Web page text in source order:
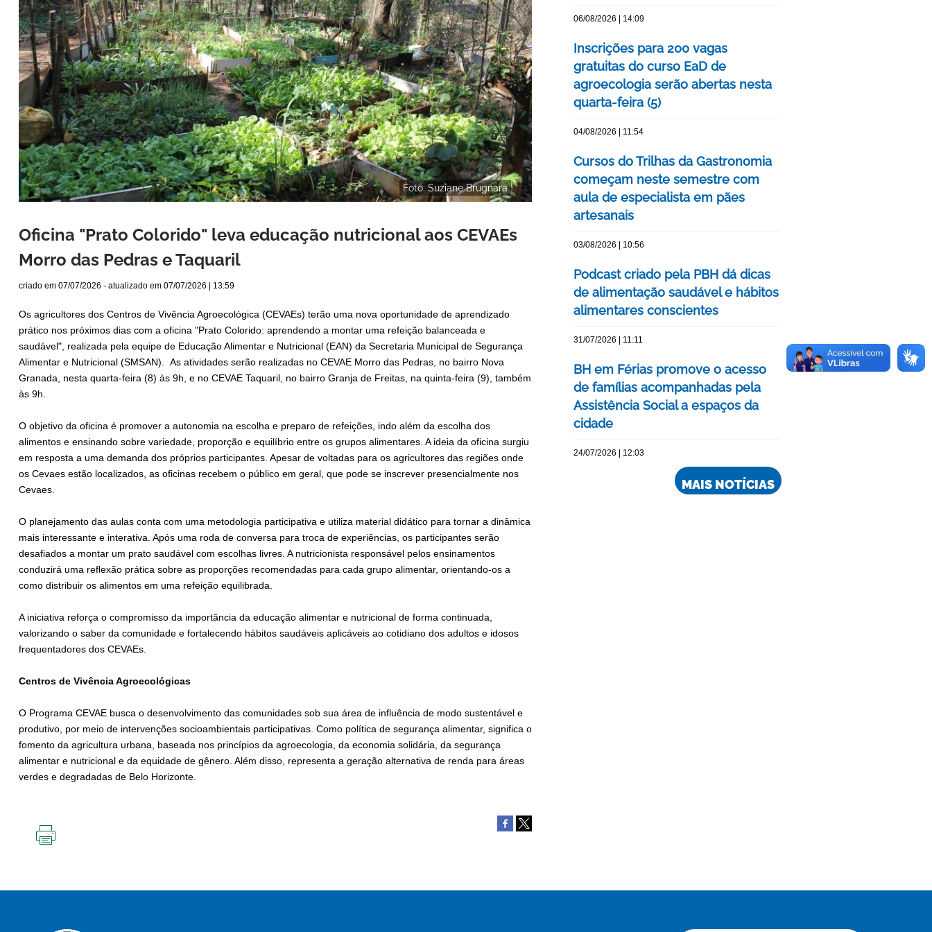
Foto: Suziane Brugnara
Oficina "Prato Colorido" leva educação nutricional aos CEVAEs
Morro das Pedras e Taquaril
criado em 07/07/2026 - atualizado em 07/07/2026 | 13:59
Os agricultores dos Centros de Vivência Agroecológica (CEVAEs) terão uma nova oportunidade de aprendizado
prático nos próximos dias com a oficina "Prato Colorido: aprendendo a montar uma refeição balanceada e
saudável", realizada pela equipe de Educação Alimentar e Nutricional (EAN) da Secretaria Municipal de Segurança
Alimentar e Nutricional (SMSAN). As atividades serão realizadas no CEVAE Morro das Pedras, no bairro Nova
Granada, nesta quarta-feira (8) às 9h, e no CEVAE Taquaril, no bairro Granja de Freitas, na quinta-feira (9), também
às 9h.
O objetivo da oficina é promover a autonomia na escolha e preparo de refeições, indo além da escolha dos
alimentos e ensinando sobre variedade, proporção e equilíbrio entre os grupos alimentares. A ideia da oficina surgiu
em resposta a uma demanda dos próprios participantes. Apesar de voltadas para os agricultores das regiões onde
os Cevaes estão localizados, as oficinas recebem o público em geral, que pode se inscrever presencialmente nos
Cevaes.
O planejamento das aulas conta com uma metodologia participativa e utiliza material didático para tornar a dinâmica
mais interessante e interativa. Após uma roda de conversa para troca de experiências, os participantes serão
desafiados a montar um prato saudável com escolhas livres. A nutricionista responsável pelos ensinamentos
conduzirá uma reflexão prática sobre as proporções recomendadas para cada grupo alimentar, orientando-os a
como distribuir os alimentos em uma refeição equilibrada.
A iniciativa reforça o compromisso da importância da educação alimentar e nutricional de forma continuada,
valorizando o saber da comunidade e fortalecendo hábitos saudáveis aplicáveis ao cotidiano dos adultos e idosos
frequentadores dos CEVAEs.
Centros de Vivência Agroecológicas
O Programa CEVAE busca o desenvolvimento das comunidades sob sua área de influência de modo sustentável e
produtivo, por meio de intervenções socioambientais participativas. Como política de segurança alimentar, significa o
fomento da agricultura urbana, baseada nos princípios da agroecologia, da economia solidária, da segurança
alimentar e nutricional e da equidade de gênero. Além disso, representa a geração alternativa de renda para áreas
verdes e degradadas de Belo Horizonte.
06/08/2026 | 14:09
Inscrições para 200 vagas
gratuitas do curso EaD de
agroecologia serão abertas nesta
quarta-feira (5)
04/08/2026 | 11:54
Cursos do Trilhas da Gastronomia
começam neste semestre com
aula de especialista em pães
artesanais
03/08/2026 | 10:56
Podcast criado pela PBH dá dicas
de alimentação saudável e hábitos
alimentares conscientes
31/07/2026 | 11:11
BH em Férias promove o acesso
de famílias acompanhadas pela
Assistência Social a espaços da
cidade
24/07/2026 | 12:03
MAIS NOTÍCIAS